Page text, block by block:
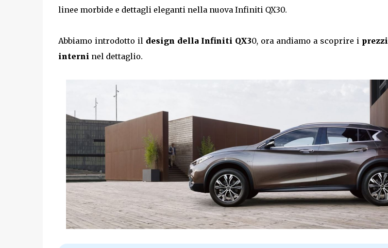
linee morbide e dettagli eleganti nella nuova Infiniti QX30.
Abbiamo introdotto il design della Infiniti QX30, ora andiamo a scoprire i prezzi
interni nel dettaglio.